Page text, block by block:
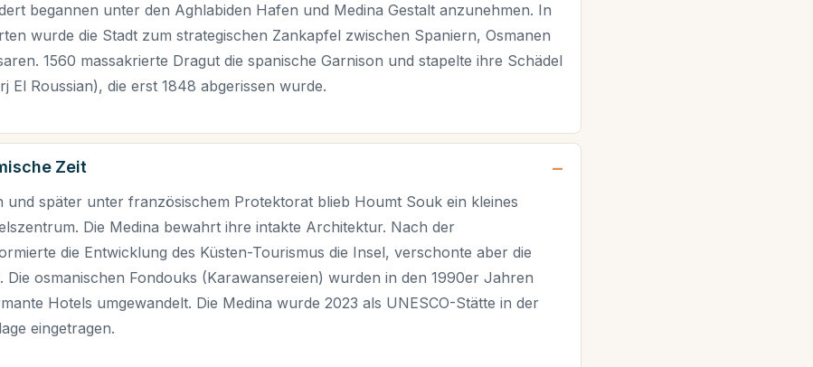
begannen unter den Aghlabiden Hafen und Medina Gestalt anzunehmen. In
wurde die Stadt zum strategischen Zankapfel zwischen Spaniern, Osmanen
1560 massakrierte Dragut die spanische Garnison und stapelte ihre Schädel
El Roussian), die erst 1848 abgerissen wurde.
Zeit
und später unter französischem Protektorat blieb Houmt Souk ein kleines
Die Medina bewahrt ihre intakte Architektur. Nach der
die Entwicklung des Küsten-Tourismus die Insel, verschonte aber die
Die osmanischen Fondouks (Karawansereien) wurden in den 1990er Jahren
Hotels umgewandelt. Die Medina wurde 2023 als UNESCO-Stätte in der
eingetragen.